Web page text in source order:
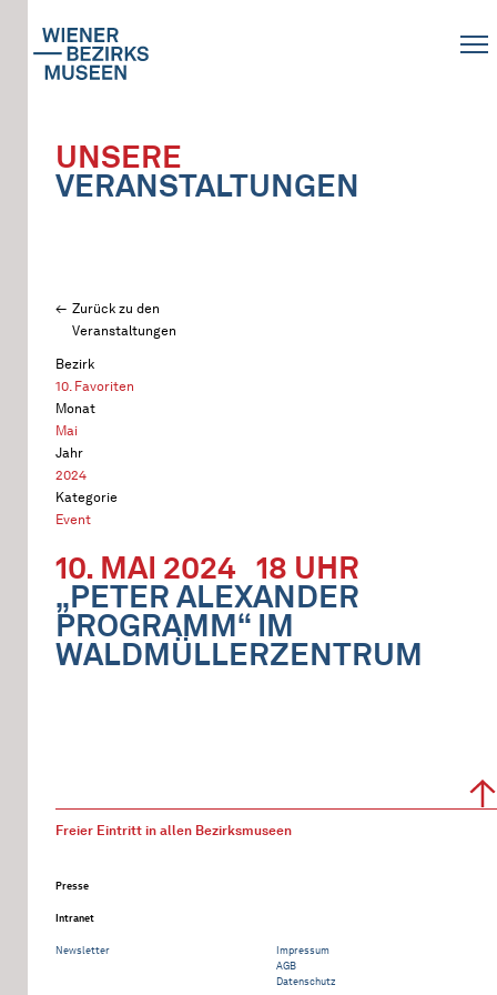
UNSERE
VERANSTALTUNGEN
Zurück zu den
Veranstaltungen
Bezirk
10. Favoriten
Monat
Mai
Jahr
2024
Kategorie
Event
10. MAI 2024 18 UHR
„PETER ALEXANDER
PROGRAMM“ IM
WALDMÜLLERZENTRUM
Freier Eintritt in allen Bezirksmuseen
Presse
Intranet
Newsletter
Impressum
AGB
Datenschutz